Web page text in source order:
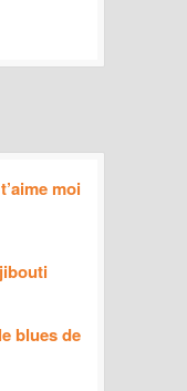
moi
blues de